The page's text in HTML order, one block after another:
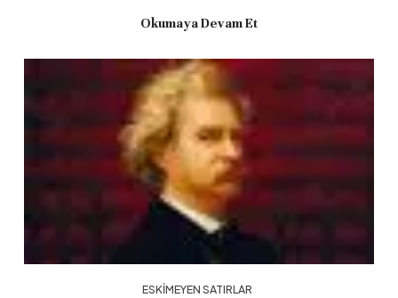
Okumaya Devam Et
ESKIMEYEN SATIRLAR